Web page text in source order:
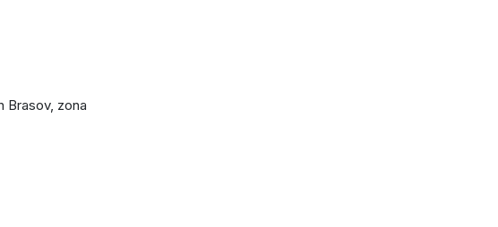
Brasov, zona